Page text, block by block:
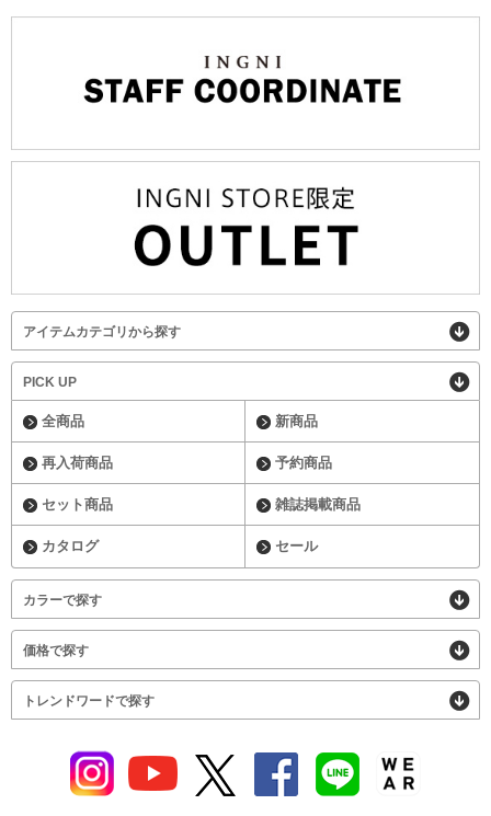
アイテムカテゴリから探す
PICK UP
全商品 新商品
再入荷商品 予約商品
セット商品 雑誌掲載商品
カタログ セール
カラーで探す
価格で探す
トレンドワードで探す